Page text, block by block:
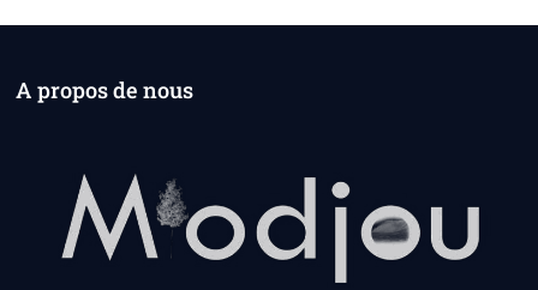
A propos de nous